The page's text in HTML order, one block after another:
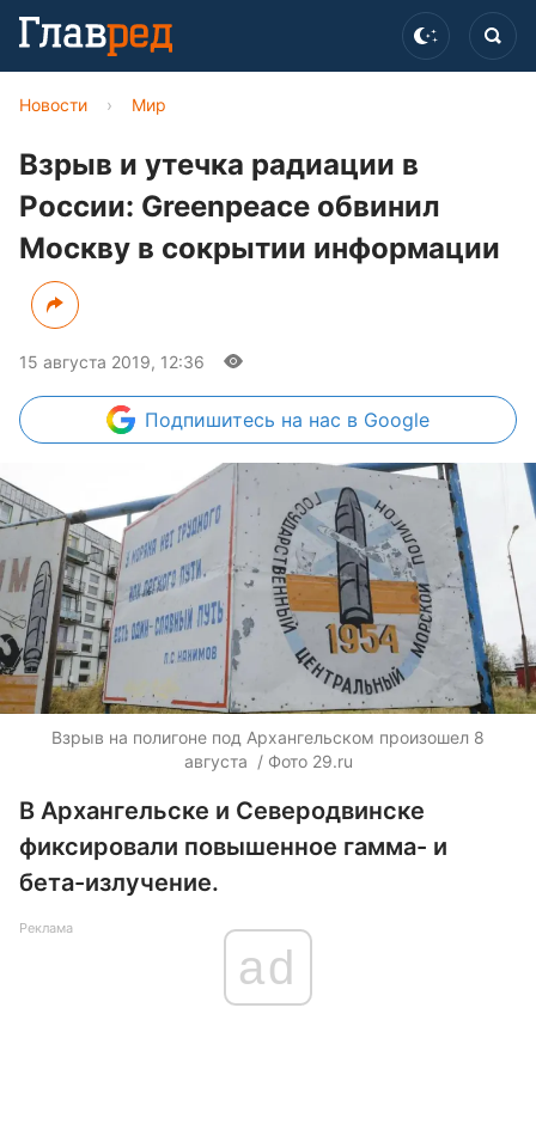
Новости › Мир
Взрыв и утечка радиации в
России: Greenpeace обвинил
Москву в сокрытии информации
15 августа 2019, 12:36
Подпишитесь на нас в Google
Взрыв на полигоне под Архангельском произошел 8
августа / Фото 29.ru
В Архангельске и Северодвинске
фиксировали повышенное гамма- и
бета-излучение.
Реклама
ad